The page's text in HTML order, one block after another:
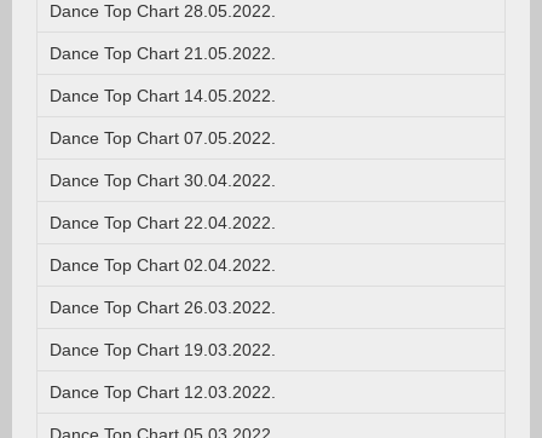
Dance Top Chart 28.05.2022.
Dance Top Chart 21.05.2022.
Dance Top Chart 14.05.2022.
Dance Top Chart 07.05.2022.
Dance Top Chart 30.04.2022.
Dance Top Chart 22.04.2022.
Dance Top Chart 02.04.2022.
Dance Top Chart 26.03.2022.
Dance Top Chart 19.03.2022.
Dance Top Chart 12.03.2022.